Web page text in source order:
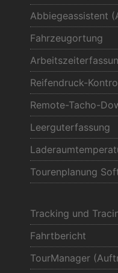
Abbiegeassistent
Fahrzeugortung
Reifendruck-
Remote-Tacho-
Leerguterfassung
Tourenplanung
Tracking und
Fahrtbericht
TourManager